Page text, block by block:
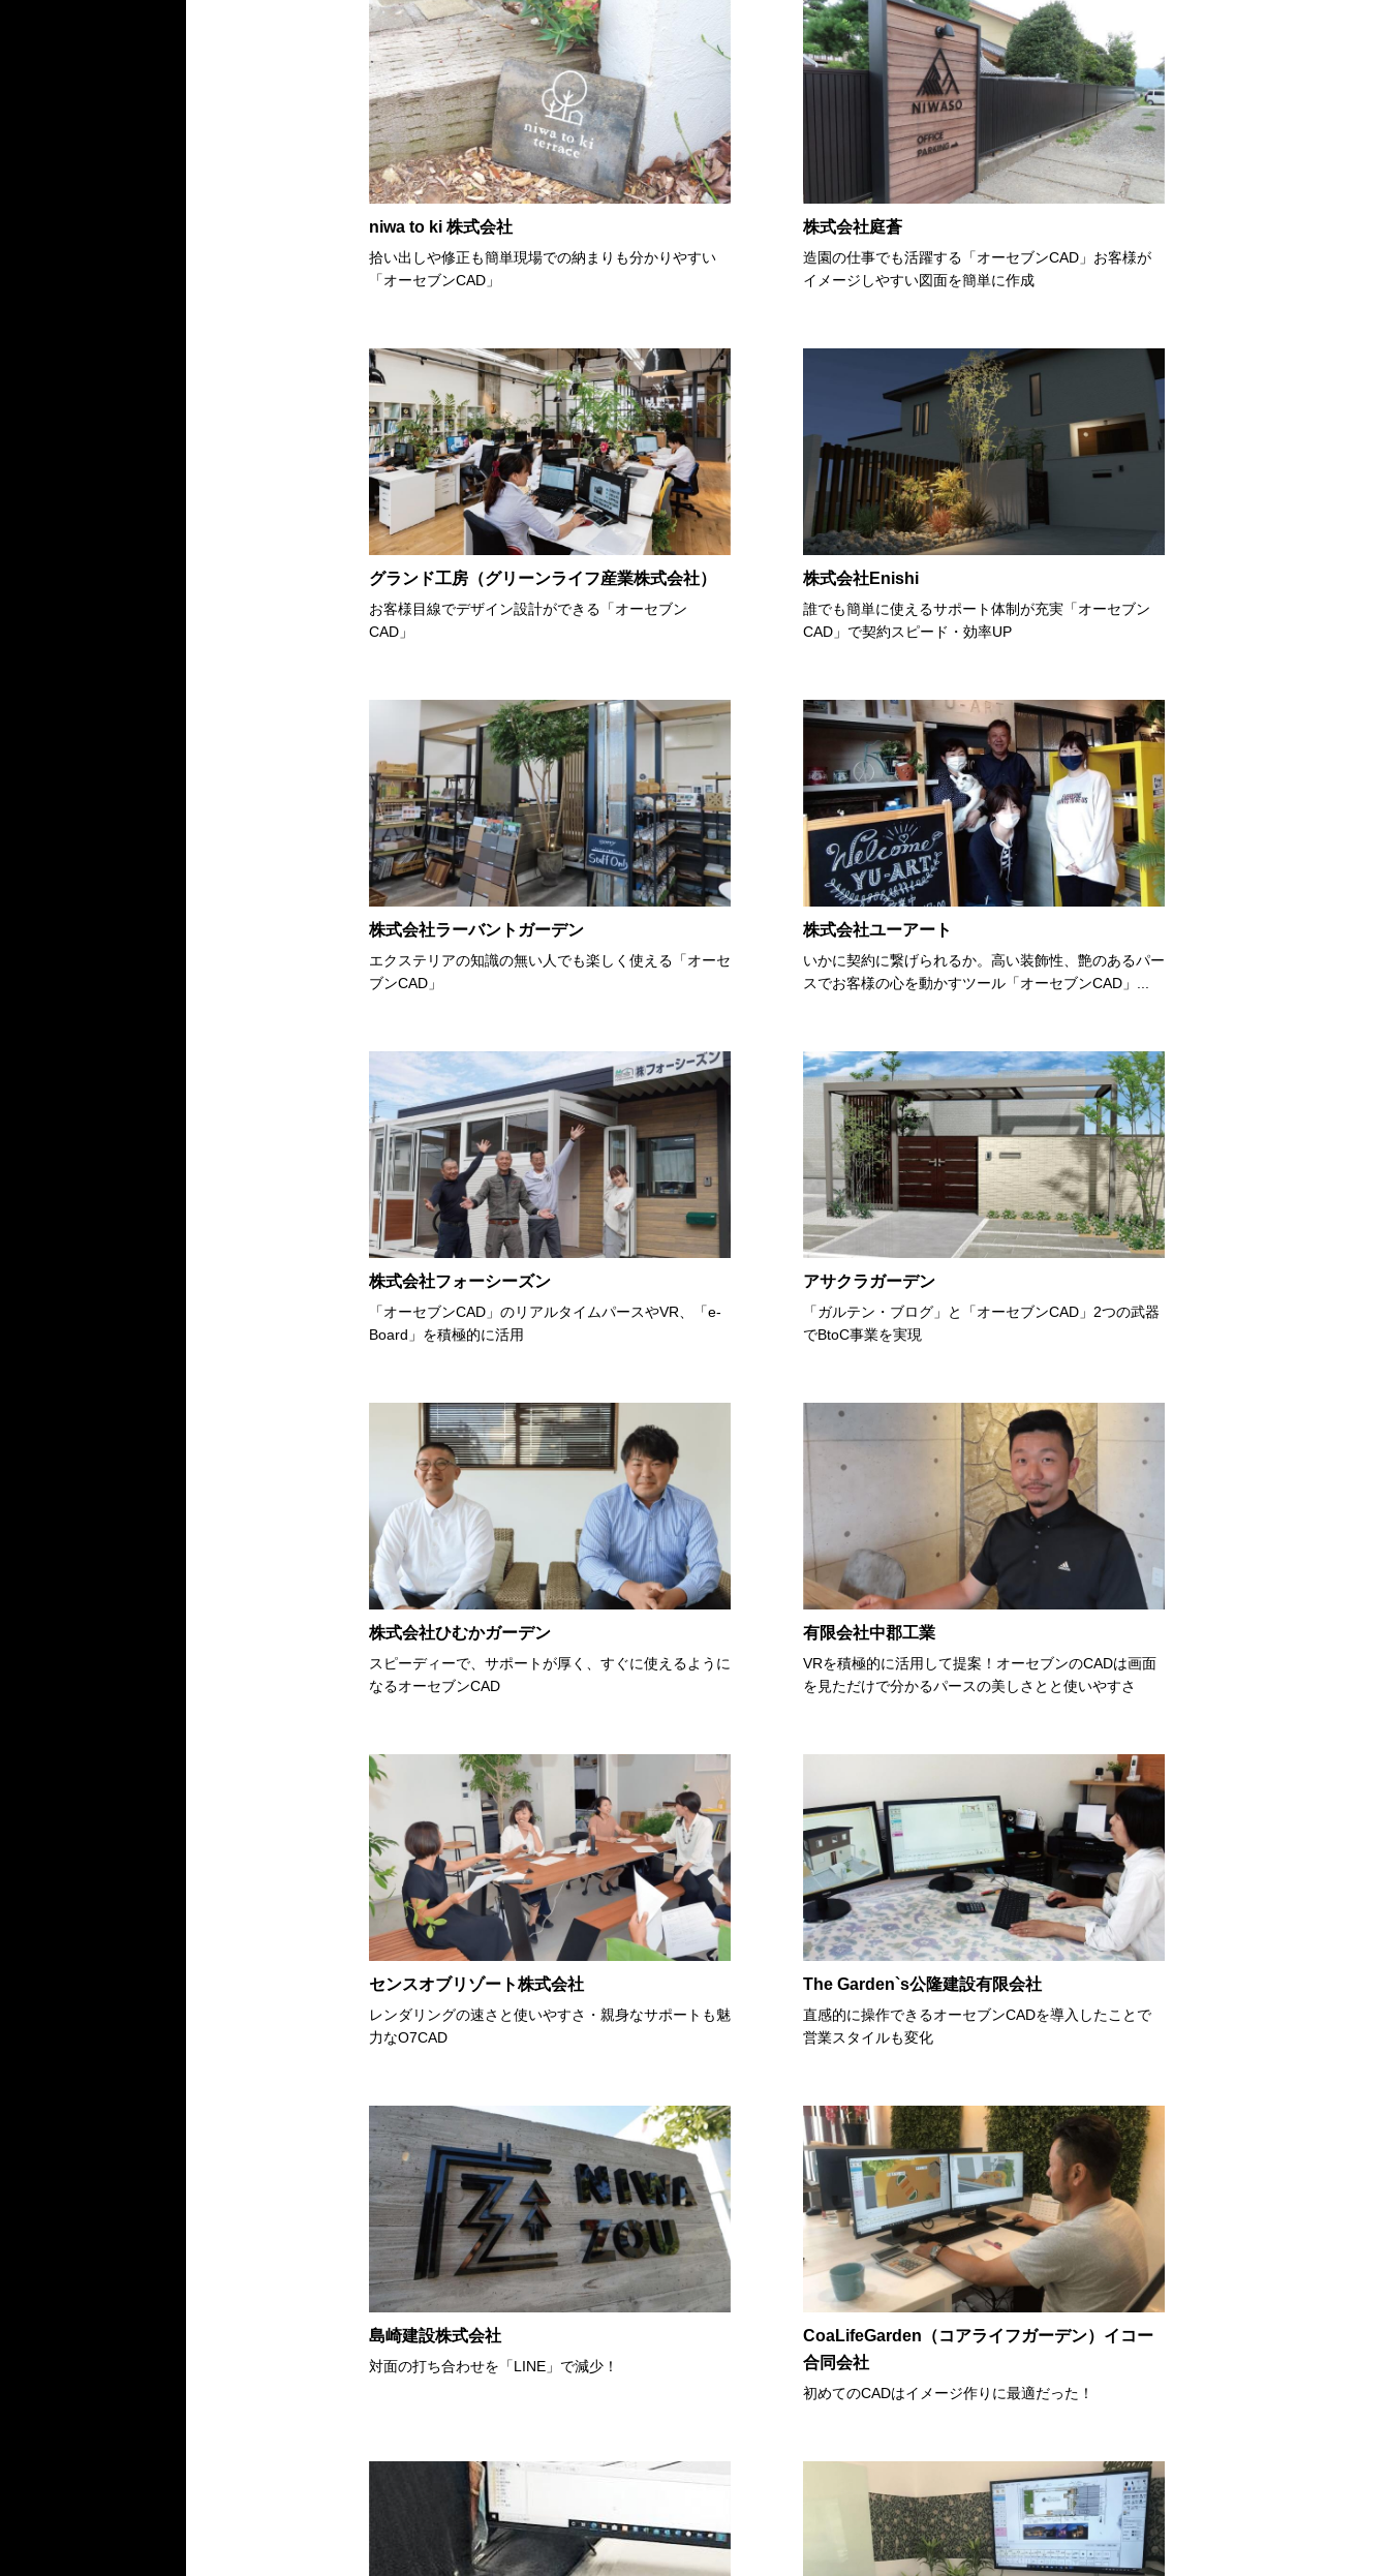
niwa to ki 株式会社
拾い出しや修正も簡単現場での納まりも分かりやすい
「オーセブンCAD」
株式会社庭蒼
造園の仕事でも活躍する「オーセブンCAD」お客様が
イメージしやすい図面を簡単に作成
グランド工房（グリーンライフ産業株式会社）
お客様目線でデザイン設計ができる「オーセブン
CAD」
株式会社Enishi
誰でも簡単に使えるサポート体制が充実「オーセブン
CAD」で契約スピード・効率UP
株式会社ラーバントガーデン
エクステリアの知識の無い人でも楽しく使える「オーセ
ブンCAD」
株式会社ユーアート
いかに契約に繋げられるか。高い装飾性、艶のあるパー
スでお客様の心を動かすツール「オーセブンCAD」...
株式会社フォーシーズン
「オーセブンCAD」のリアルタイムパースやVR、「e-
Board」を積極的に活用
アサクラガーデン
「ガルテン・ブログ」と「オーセブンCAD」2つの武器
でBtoC事業を実現
株式会社ひむかガーデン
スピーディーで、サポートが厚く、すぐに使えるように
なるオーセブンCAD
有限会社中郡工業
VRを積極的に活用して提案！オーセブンのCADは画面
を見ただけで分かるパースの美しさとと使いやすさ
センスオブリゾート株式会社
レンダリングの速さと使いやすさ・親身なサポートも魅
力なO7CAD
The Garden`s公隆建設有限会社
直感的に操作できるオーセブンCADを導入したことで
営業スタイルも変化
島崎建設株式会社
対面の打ち合わせを「LINE」で減少！
CoaLifeGarden（コアライフガーデン）イコー
合同会社
初めてのCADはイメージ作りに最適だった！